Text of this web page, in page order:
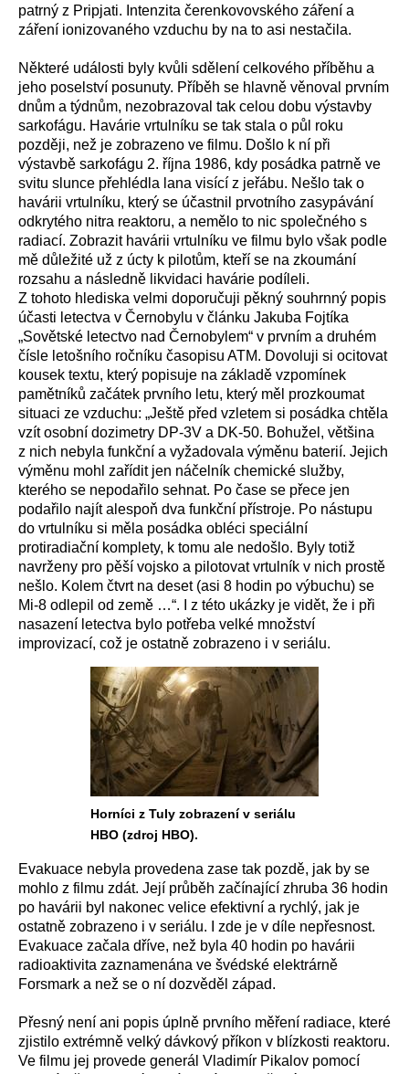
patrný z Pripjati. Intenzita čerenkovovského záření a
záření ionizovaného vzduchu by na to asi nestačila.
Některé události byly kvůli sdělení celkového příběhu a
jeho poselství posunuty. Příběh se hlavně věnoval prvním
dnům a týdnům, nezobrazoval tak celou dobu výstavby
sarkofágu. Havárie vrtulníku se tak stala o půl roku
později, než je zobrazeno ve filmu. Došlo k ní při
výstavbě sarkofágu 2. října 1986, kdy posádka patrně ve
svitu slunce přehlédla lana visící z jeřábu. Nešlo tak o
havárii vrtulníku, který se účastnil prvotního zasypávání
odkrytého nitra reaktoru, a nemělo to nic společného s
radiací. Zobrazit havárii vrtulníku ve filmu bylo však podle
mě důležité už z úcty k pilotům, kteří se na zkoumání
rozsahu a následně likvidaci havárie podíleli.
Z tohoto hlediska velmi doporučuji pěkný souhrnný popis
účasti letectva v Černobylu v článku Jakuba Fojtíka
„Sovětské letectvo nad Černobylem“ v prvním a druhém
čísle letošního ročníku časopisu ATM. Dovoluji si ocitovat
kousek textu, který popisuje na základě vzpomínek
pamětníků začátek prvního letu, který měl prozkoumat
situaci ze vzduchu: „Ještě před vzletem si posádka chtěla
vzít osobní dozimetry DP-3V a DK-50. Bohužel, většina
z nich nebyla funkční a vyžadovala výměnu baterií. Jejich
výměnu mohl zařídit jen náčelník chemické služby,
kterého se nepodařilo sehnat. Po čase se přece jen
podařilo najít alespoň dva funkční přístroje. Po nástupu
do vrtulníku si měla posádka obléci speciální
protiradiační komplety, k tomu ale nedošlo. Byly totiž
navrženy pro pěší vojsko a pilotovat vrtulník v nich prostě
nešlo. Kolem čtvrt na deset (asi 8 hodin po výbuchu) se
Mi-8 odlepil od země …“. I z této ukázky je vidět, že i při
nasazení letectva bylo potřeba velké množství
improvizací, což je ostatně zobrazeno i v seriálu.
Horníci z Tuly zobrazení v seriálu
HBO (zdroj HBO).
Evakuace nebyla provedena zase tak pozdě, jak by se
mohlo z filmu zdát. Její průběh začínající zhruba 36 hodin
po havárii byl nakonec velice efektivní a rychlý, jak je
ostatně zobrazeno i v seriálu. I zde je v díle nepřesnost.
Evakuace začala dříve, než byla 40 hodin po havárii
radioaktivita zaznamenána ve švédské elektrárně
Forsmark a než se o ní dozvěděl západ.
Přesný není ani popis úplně prvního měření radiace, které
zjistilo extrémně velký dávkový příkon v blízkosti reaktoru.
Ve filmu jej provede generál Vladimír Pikalov pomocí